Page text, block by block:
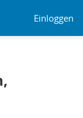
Einloggen